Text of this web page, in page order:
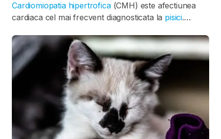
Cardiomiopatia hipertrofica(CMH) este afectiunea
cardiaca cel mai frecvent diagnosticata la pisici.
cordului felin, ceea ce determina diminuarea
randamentului cardiac si aparitia unor simptome la
nivelul altor zone din corp.